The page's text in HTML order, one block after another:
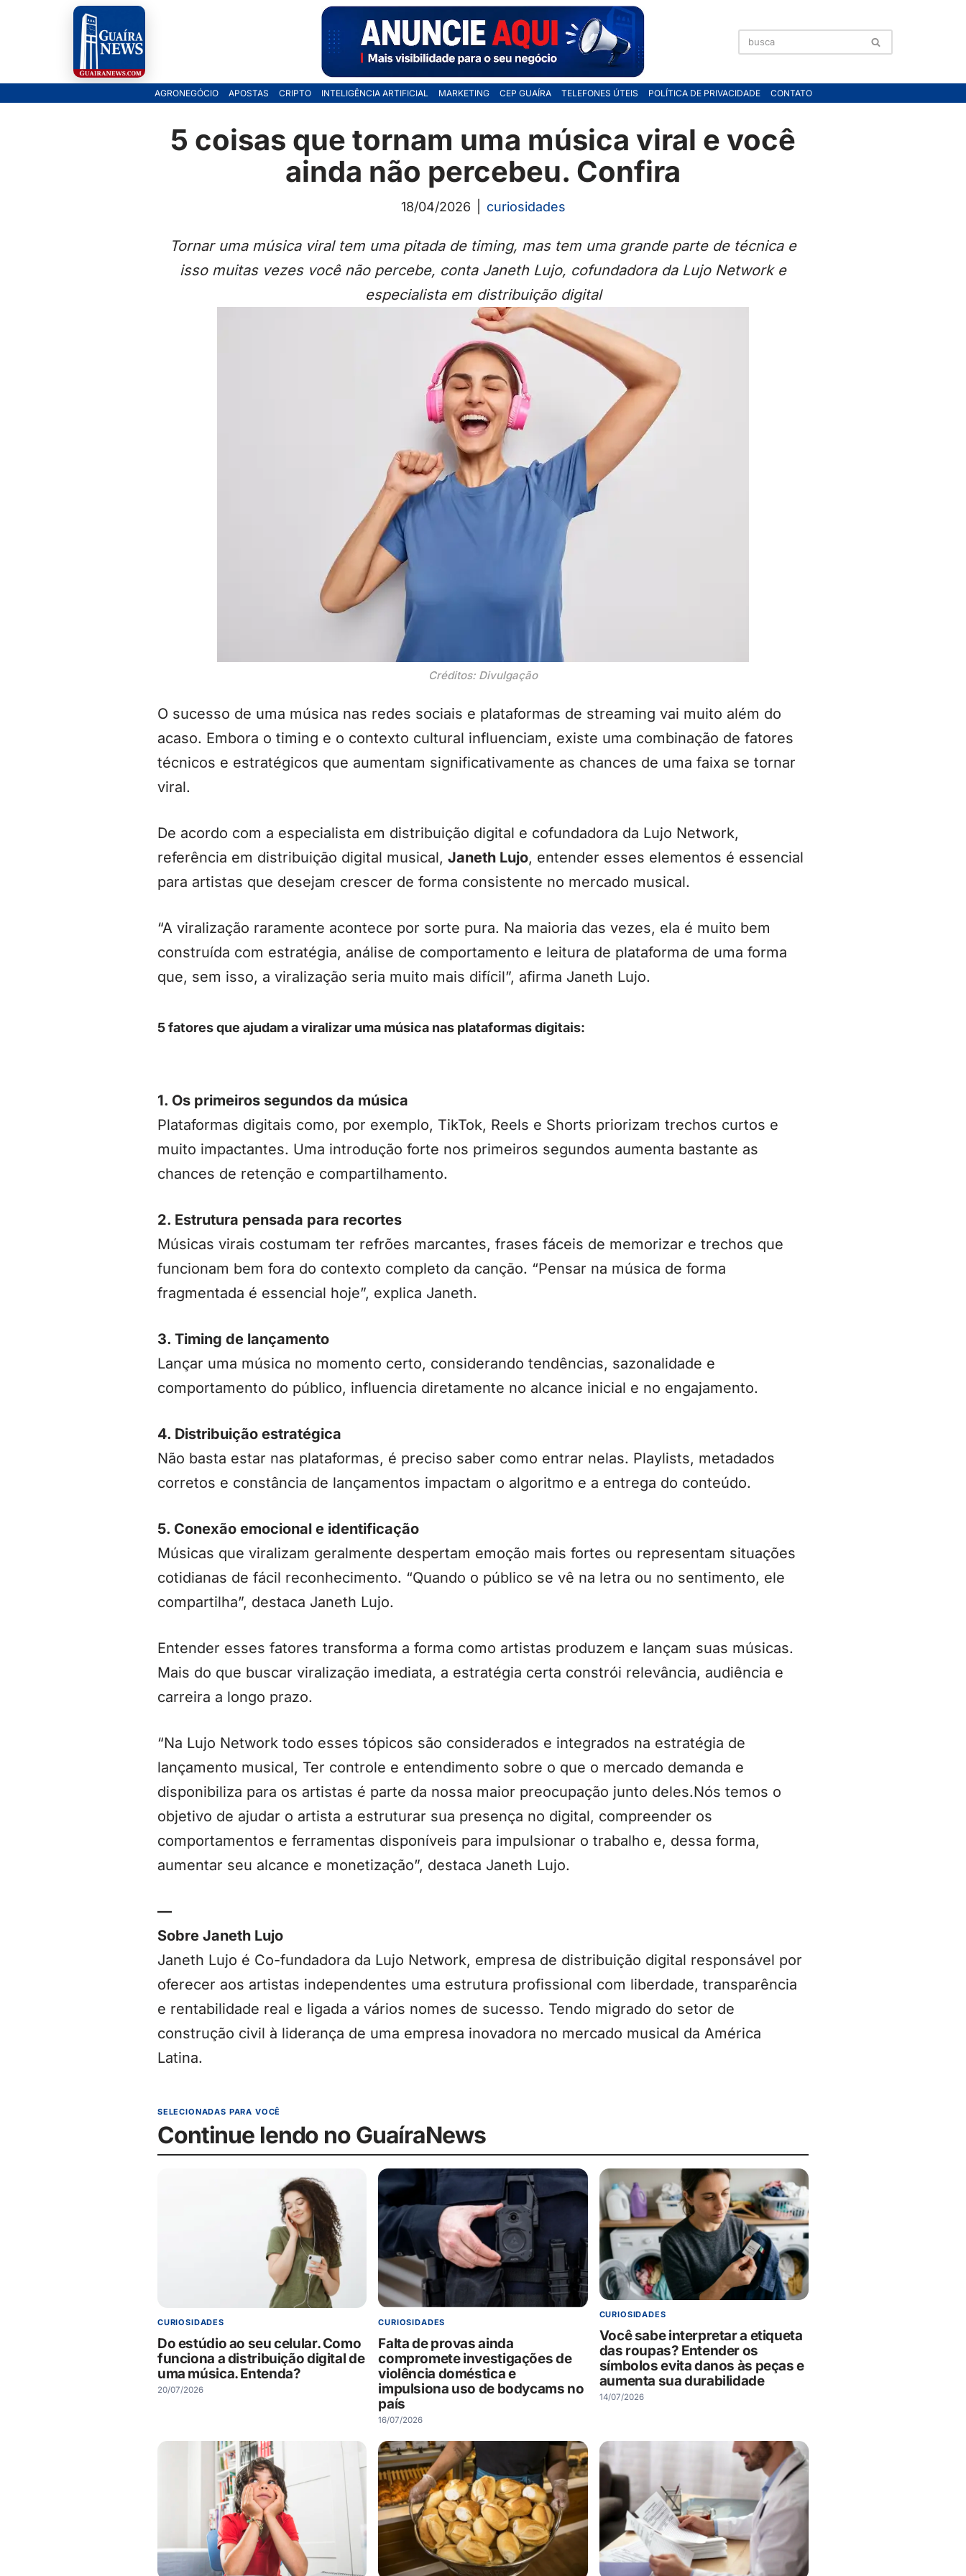
AGRONEGÓCIO APOSTAS CRIPTO INTELIGÊNCIA ARTIFICIAL MARKETING CEP GUAÍRA TELEFONES ÚTEIS POLÍTICA DE PRIVACIDADE CONTATO
5 coisas que tornam uma música viral e você
ainda não percebeu. Confira
18/04/2026 curiosidades
Tornar uma música viral tem uma pitada de timing, mas tem uma grande parte de técnica e
isso muitas vezes você não percebe, conta Janeth Lujo, cofundadora da Lujo Network e
especialista em distribuição digital
Créditos: Divulgação
O sucesso de uma música nas redes sociais e plataformas de streaming vai muito além do
acaso. Embora o timing e o contexto cultural influenciam, existe uma combinação de fatores
técnicos e estratégicos que aumentam significativamente as chances de uma faixa se tornar
viral.
De acordo com a especialista em distribuição digital e cofundadora da Lujo Network,
referência em distribuição digital musical, Janeth Lujo, entender esses elementos é essencial
para artistas que desejam crescer de forma consistente no mercado musical.
“A viralização raramente acontece por sorte pura. Na maioria das vezes, ela é muito bem
construída com estratégia, análise de comportamento e leitura de plataforma de uma forma
que, sem isso, a viralização seria muito mais difícil”, afirma Janeth Lujo.
5 fatores que ajudam a viralizar uma música nas plataformas digitais:
1. Os primeiros segundos da música
Plataformas digitais como, por exemplo, TikTok, Reels e Shorts priorizam trechos curtos e
muito impactantes. Uma introdução forte nos primeiros segundos aumenta bastante as
chances de retenção e compartilhamento.
2. Estrutura pensada para recortes
Músicas virais costumam ter refrões marcantes, frases fáceis de memorizar e trechos que
funcionam bem fora do contexto completo da canção. “Pensar na música de forma
fragmentada é essencial hoje”, explica Janeth.
3. Timing de lançamento
Lançar uma música no momento certo, considerando tendências, sazonalidade e
comportamento do público, influencia diretamente no alcance inicial e no engajamento.
4. Distribuição estratégica
Não basta estar nas plataformas, é preciso saber como entrar nelas. Playlists, metadados
corretos e constância de lançamentos impactam o algoritmo e a entrega do conteúdo.
5. Conexão emocional e identificação
Músicas que viralizam geralmente despertam emoção mais fortes ou representam situações
cotidianas de fácil reconhecimento. “Quando o público se vê na letra ou no sentimento, ele
compartilha”, destaca Janeth Lujo.
Entender esses fatores transforma a forma como artistas produzem e lançam suas músicas.
Mais do que buscar viralização imediata, a estratégia certa constrói relevância, audiência e
carreira a longo prazo.
“Na Lujo Network todo esses tópicos são considerados e integrados na estratégia de
lançamento musical, Ter controle e entendimento sobre o que o mercado demanda e
disponibiliza para os artistas é parte da nossa maior preocupação junto deles.Nós temos o
objetivo de ajudar o artista a estruturar sua presença no digital, compreender os
comportamentos e ferramentas disponíveis para impulsionar o trabalho e, dessa forma,
aumentar seu alcance e monetização”, destaca Janeth Lujo.
—
Sobre Janeth Lujo
Janeth Lujo é Co-fundadora da Lujo Network, empresa de distribuição digital responsável por
oferecer aos artistas independentes uma estrutura profissional com liberdade, transparência
e rentabilidade real e ligada a vários nomes de sucesso. Tendo migrado do setor de
construção civil à liderança de uma empresa inovadora no mercado musical da América
Latina.
SELECIONADAS PARA VOCÊ
Continue lendo no GuaíraNews
CURIOSIDADES
Do estúdio ao seu celular. Como
funciona a distribuição digital de
uma música. Entenda?
20/07/2026
CURIOSIDADES
Falta de provas ainda
compromete investigações de
violência doméstica e
impulsiona uso de bodycams no
país
16/07/2026
CURIOSIDADES
Você sabe interpretar a etiqueta
das roupas? Entender os
símbolos evita danos às peças e
aumenta sua durabilidade
14/07/2026